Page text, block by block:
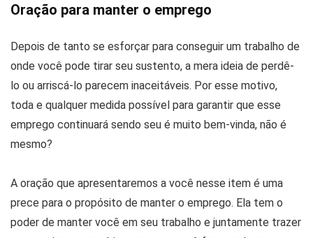
Oração para manter o emprego
Depois de tanto se esforçar para conseguir um trabalho de
onde você pode tirar seu sustento, a mera ideia de perdê-
lo ou arriscá-lo parecem inaceitáveis. Por esse motivo,
toda e qualquer medida possível para garantir que esse
emprego continuará sendo seu é muito bem-vinda, não é
mesmo?
A oração que apresentaremos a você nesse item é uma
prece para o propósito de manter o emprego. Ela tem o
poder de manter você em seu trabalho e juntamente trazer